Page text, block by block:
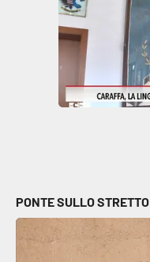
PONTE SULLO STRETTO